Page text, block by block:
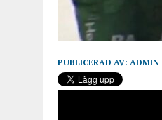
PUBLICERAD AV: ADMIN